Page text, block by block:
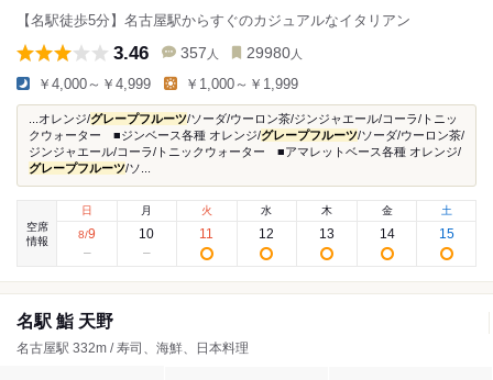
【名駅徒歩5分】名古屋駅からすぐのカジュアルなイタリアン
3.46 357 人 29980 人
￥4,000～￥4,999 ￥1,000～￥1,999
...オレンジ/グレープフルーツ/ソーダ/ウーロン茶/ジンジャエール/コーラ/トニッ
クウォーター ■ジンベース各種 オレンジ/グレープフルーツ/ソーダ/ウーロン茶/
ジンジャエール/コーラ/トニックウォーター ■アマレットベース各種 オレンジ/
グレープフルーツ/ソ...
空席
情報
日
8/9
月
10
火
11
水
12
木
13
金
14
土
15
名駅 鮨 天野
名古屋駅 332m / 寿司、海鮮、日本料理